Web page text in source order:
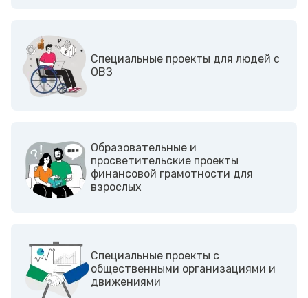
Cпециальные проекты для людей с
ОВЗ
Образовательные и
просветительские проекты
финансовой грамотности для
взрослых
Cпециальные проекты с
общественными организациями и
движениями